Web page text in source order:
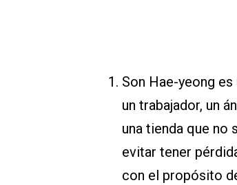
Son Hae-yeong
un trabajador, un
una tienda que no
evitar tener
con el propósito